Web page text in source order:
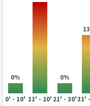
0% 0%
0' - 10' 11' - 20' 21' - 30'31'